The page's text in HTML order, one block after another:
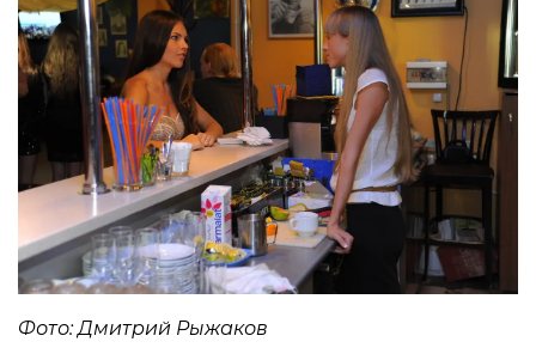
Фото: Дмитрий Рыжаков